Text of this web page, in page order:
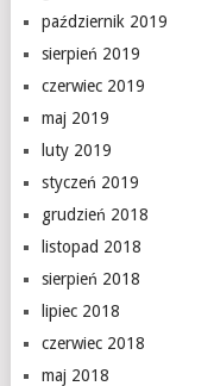
październik 2019
sierpień 2019
czerwiec 2019
maj 2019
luty 2019
styczeń 2019
grudzień 2018
listopad 2018
sierpień 2018
lipiec 2018
czerwiec 2018
maj 2018